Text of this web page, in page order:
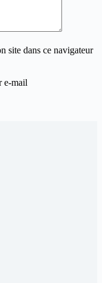
site dans ce navigateur
e-mail